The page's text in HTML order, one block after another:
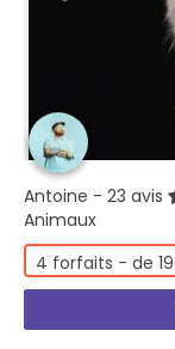
Antoine - 23 avis
Animaux
4 forfaits - de